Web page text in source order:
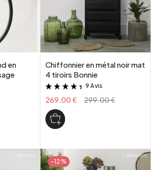
en
Chiffonnier en métal noir mat
4 tiroirs Bonnie
&
9 Avis
269.00 € 299.00 €
-12%